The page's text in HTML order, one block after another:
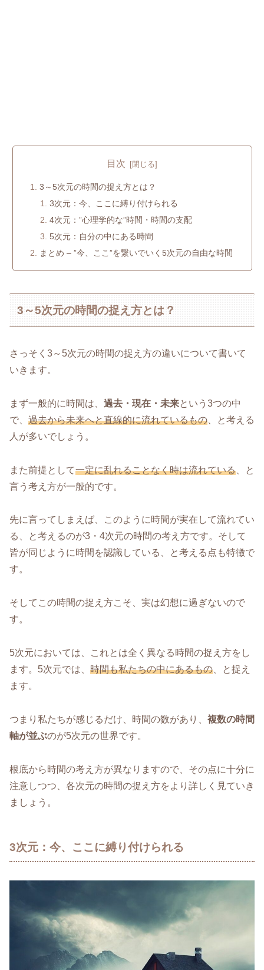
目次
3～5次元の時間の捉え方とは？
3次元：今、ここに縛り付けられる
4次元：”心理学的な”時間・時間の支配
5次元：自分の中にある時間
まとめ – ”今、ここ”を繋いでいく5次元の自由な時間
3～5次元の時間の捉え方とは？
さっそく3～5次元の時間の捉え方の違いについて書いて
いきます。
まず一般的に時間は、 過去・現在・未来という3つの中
で、 過去から未来へと直線的に流れているもの 、と考える
人が多いでしょう。
また前提として一定に乱れることなく時は流れている 、と
言う考え方が一般的です。
先に言ってしまえば、このように時間が実在して流れてい
る、と考えるのが3・4次元の時間の考え方です。そして
皆が同じように時間を認識している、と考える点も特徴で
す。
そしてこの時間の捉え方こそ、実は幻想に過ぎないので
す。
5次元においては、これとは全く異なる時間の捉え方をし
ます。5次元では、 時間も私たちの中にあるもの 、と捉え
ます。
つまり私たちが感じるだけ、時間の数があり、 複数の時間
軸が並ぶのが5次元の世界です。
根底から時間の考え方が異なりますので、その点に十分に
注意しつつ、各次元の時間の捉え方をより詳しく見ていき
ましょう。
3次元：今、ここに縛り付けられる